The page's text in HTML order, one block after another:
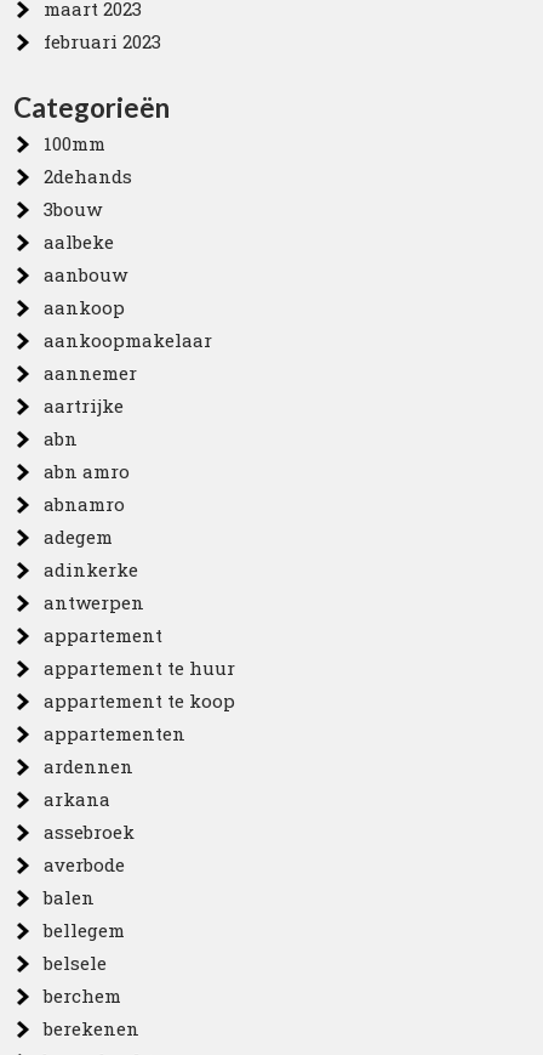
maart 2023
februari 2023
Categorieën
100mm
2dehands
3bouw
aalbeke
aanbouw
aankoop
aankoopmakelaar
aannemer
aartrijke
abn
abn amro
abnamro
adegem
adinkerke
antwerpen
appartement
appartement te huur
appartement te koop
appartementen
ardennen
arkana
assebroek
averbode
balen
bellegem
belsele
berchem
berekenen